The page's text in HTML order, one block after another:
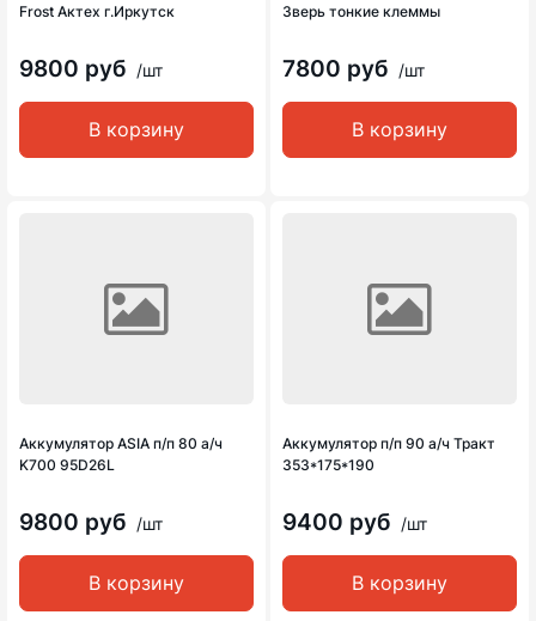
Frost Актех г.Иркутск
9800 руб /шт
В корзину
Зверь тонкие клеммы
7800 руб /шт
В корзину
Аккумулятор ASIA п/п 80 а/ч
K700 95D26L
9800 руб /шт
В корзину
Аккумулятор п/п 90 а/ч Тракт
353*175*190
9400 руб /шт
В корзину